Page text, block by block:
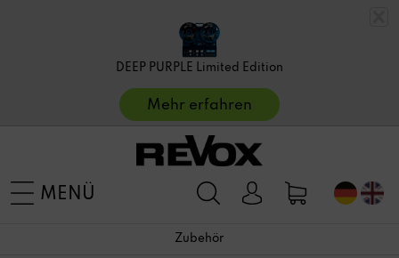
DEEP PURPLE Limited Edition
Mehr erfahren
MENÜ
Zubehör